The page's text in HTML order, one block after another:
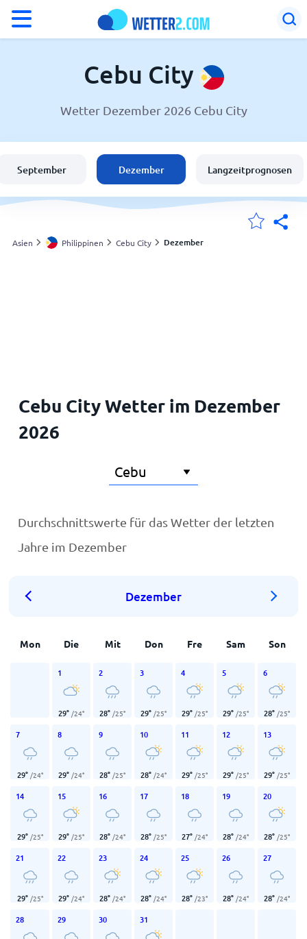
Wetter in Cebu City
Schweiz
Deutschland
Cebu City
Wetter Dezember 2026 Cebu City
September Dezember Langzeitprognosen
Asien Philippinen Cebu City Dezember
Cebu City Wetter im Dezember
2026
Durchschnittswerte für das Wetter der letzten
Jahre im Dezember
Dezember
Mon Die Mit Don Fre Sam Son
1
29° /24°
2
28° /25°
3
29° /25°
4
29° /25°
5
29° /25°
6
28° /25°
7
29° /24°
8
29° /24°
9
28° /25°
10
28° /24°
11
29° /25°
12
29° /25°
13
29° /25°
14
29° /25°
15
29° /25°
16
28° /24°
17
28° /25°
18
27° /24°
19
28° /24°
20
28° /25°
21
29° /25°
22
29° /24°
23
28° /24°
24
28° /24°
25
28° /23°
26
28° /24°
27
28° /24°
28 29 30 31